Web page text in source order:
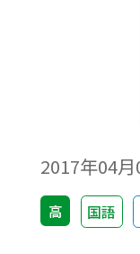
2017年04月
高 国語